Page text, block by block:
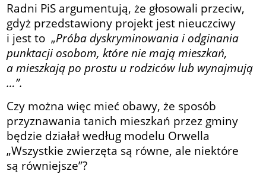
Radni PiS argumentują, że głosowali przeciw,
gdyż przedstawiony projekt jest nieuczciwy
i jest to „Próba dyskryminowania i odginania
punktacji osobom, które nie mają mieszkań,
a mieszkają po prostu u rodziców lub wynajmują
…”.
Czy można więc mieć obawy, że sposób
przyznawania tanich mieszkań przez gminy
będzie działał według modelu Orwella
„Wszystkie zwierzęta są równe, ale niektóre
są równiejsze”?